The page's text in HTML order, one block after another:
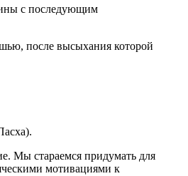
с последующим
после высыхания которой
Мы стараемся придумать для
мотивациями к